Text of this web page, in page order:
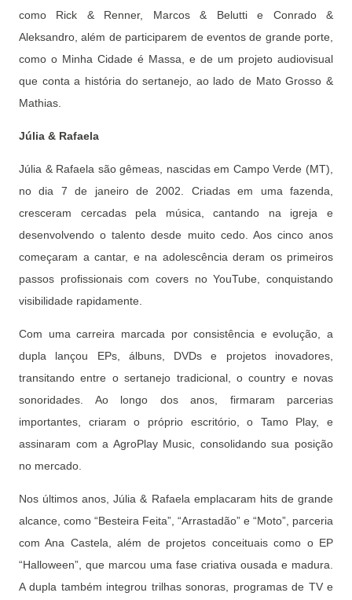
como Rick & Renner, Marcos & Belutti e Conrado &
Aleksandro, além de participarem de eventos de grande porte,
como o Minha Cidade é Massa, e de um projeto audiovisual
que conta a história do sertanejo, ao lado de Mato Grosso &
Mathias.
Júlia & Rafaela
Júlia & Rafaela são gêmeas, nascidas em Campo Verde (MT),
no dia 7 de janeiro de 2002. Criadas em uma fazenda,
cresceram cercadas pela música, cantando na igreja e
desenvolvendo o talento desde muito cedo. Aos cinco anos
começaram a cantar, e na adolescência deram os primeiros
passos profissionais com covers no YouTube, conquistando
visibilidade rapidamente.
Com uma carreira marcada por consistência e evolução, a
dupla lançou EPs, álbuns, DVDs e projetos inovadores,
transitando entre o sertanejo tradicional, o country e novas
sonoridades. Ao longo dos anos, firmaram parcerias
importantes, criaram o próprio escritório, o Tamo Play, e
assinaram com a AgroPlay Music, consolidando sua posição
no mercado.
Nos últimos anos, Júlia & Rafaela emplacaram hits de grande
alcance, como “Besteira Feita”, “Arrastadão” e “Moto”, parceria
com Ana Castela, além de projetos conceituais como o EP
“Halloween”, que marcou uma fase criativa ousada e madura.
A dupla também integrou trilhas sonoras, programas de TV e